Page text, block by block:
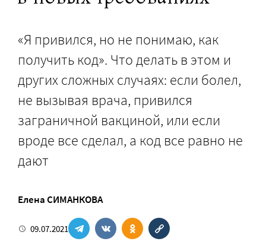
«Я привился, но не понимаю, как
получить код». Что делать в этом и
других сложных случаях: если болел,
не вызывая врача, привился
заграничной вакциной, или если
вроде все сделал, а код все равно не
дают
Елена СИМАНКОВА
09.07.2021